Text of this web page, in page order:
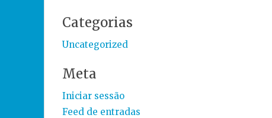
Categorias
Uncategorized
Meta
Iniciar sessão
Feed de entradas